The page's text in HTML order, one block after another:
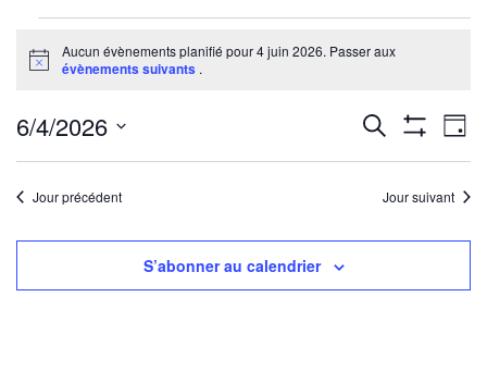
for
juin
Notice
Aucun évènements planifié pour 4 juin 2026. Passer aux
évènements suivants .
Recherche
et
Recherche
Les
de
Jour
6/4/2026
Sélectionnez
date.
Jour précédent Jour suivant
S’abonner au calendrier